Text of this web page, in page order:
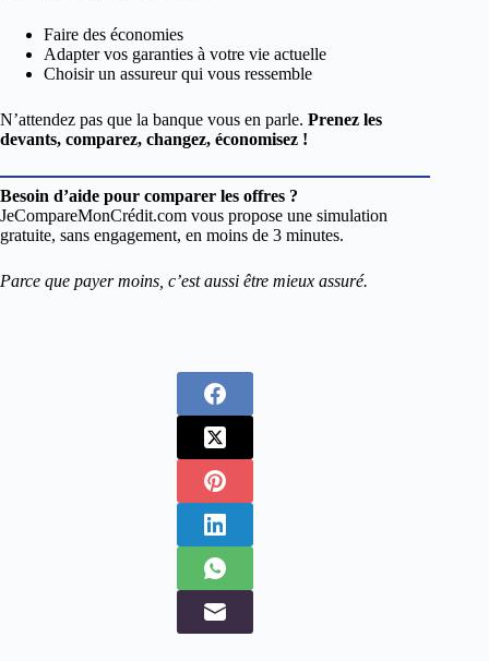
Faire des économies
Adapter vos garanties à votre vie actuelle
Choisir un assureur qui vous ressemble
N’attendez pas que la banque vous en parle. Prenez les
devants, comparez, changez, économisez !
Besoin d’aide pour comparer les offres ?
JeCompareMonCrédit.com vous propose une simulation
gratuite, sans engagement, en moins de 3 minutes.
Parce que payer moins, c’est aussi être mieux assuré.